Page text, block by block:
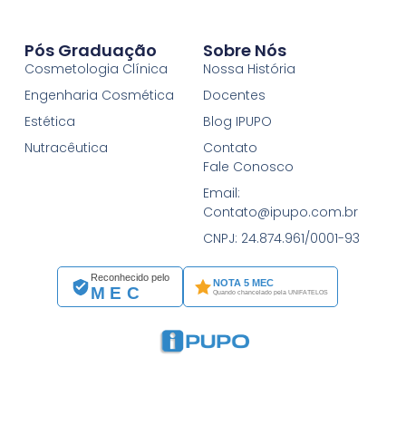
Reconhecido pelo
MEC
NOTA 5 MEC
Quando chancelado pela UNIFATELOS
Pós Graduação
Cosmetologia Clínica
Engenharia Cosmética
Estética
Nutracêutica
Sobre Nós
Nossa História
Docentes
Blog IPUPO
Contato
Fale Conosco
Email:
Contato@ipupo.com.br
CNPJ: 24.874.961/0001-93